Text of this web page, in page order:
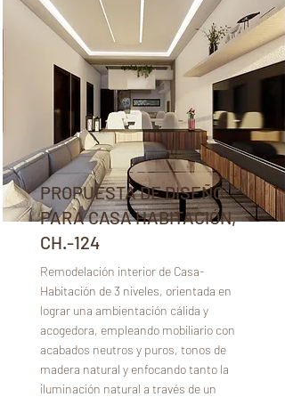
PROPUESTA DE DISEÑO
PARA CASA HABITACIÓN,
CH.-124
Remodelación interior de Casa-
Habitación de 3 niveles, orientada en
lograr una ambientación cálida y
acogedora, empleando mobiliario con
acabados neutros y puros, tonos de
madera natural y enfocando tanto la
iluminación natural a través de un